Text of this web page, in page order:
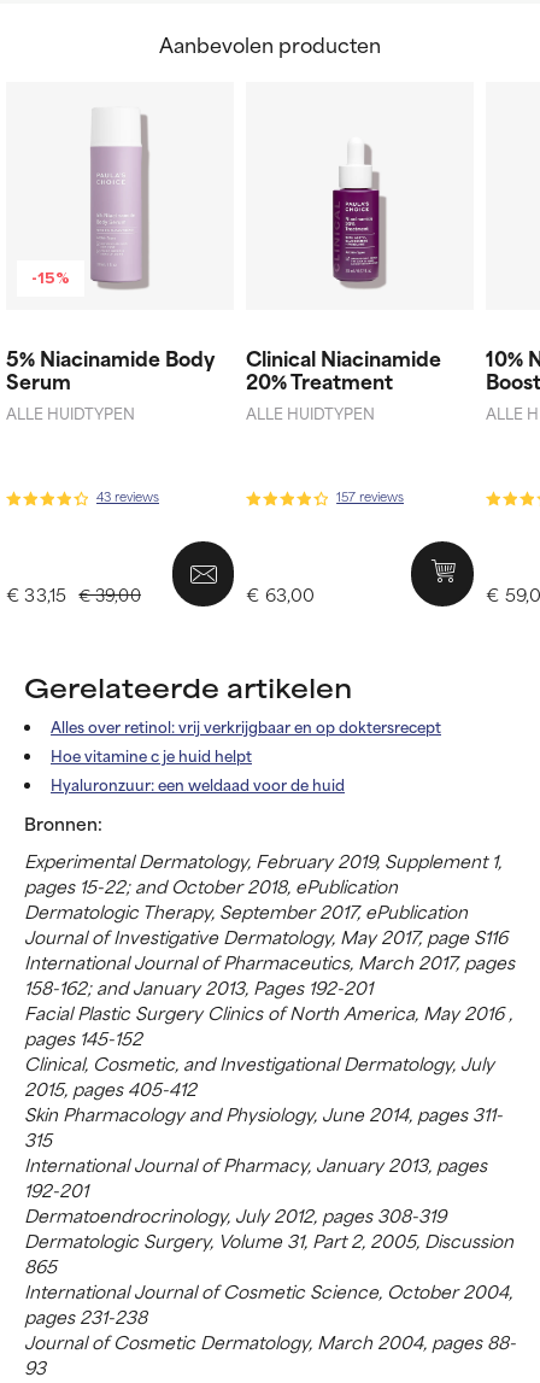
Aanbevolen producten
-15%
5% Niacinamide Body
Serum
ALLE HUIDTYPEN
43 reviews
€ 39,00
€ 33,15
Clinical Niacinamide
20% Treatment
ALLE HUIDTYPEN
157 reviews
€ 63,00
10%
ALLE
€
Gerelateerde artikelen
Alles over retinol: vrij verkrijgbaar en op doktersrecept
Hoe vitamine c je huid helpt
Hyaluronzuur: een weldaad voor de huid
Bronnen:
Experimental Dermatology, February 2019, Supplement 1,
pages 15-22; and October 2018, ePublication
Dermatologic Therapy, September 2017, ePublication
Journal of Investigative Dermatology, May 2017, page S116
International Journal of Pharmaceutics, March 2017, pages
158-162; and January 2013, Pages 192-201
Facial Plastic Surgery Clinics of North America, May 2016 ,
pages 145-152
Clinical, Cosmetic, and Investigational Dermatology, July
2015, pages 405-412
Skin Pharmacology and Physiology, June 2014, pages 311-
315
International Journal of Pharmacy, January 2013, pages
192-201
Dermatoendrocrinology, July 2012, pages 308-319
Dermatologic Surgery, Volume 31, Part 2, 2005, Discussion
865
International Journal of Cosmetic Science, October 2004,
pages 231-238
Journal of Cosmetic Dermatology, March 2004, pages 88-
93